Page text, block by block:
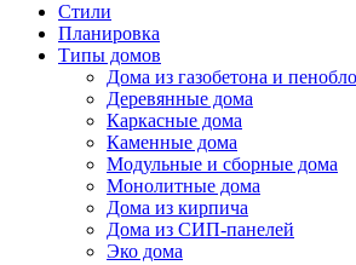
Стили
Планировка
Типы домов
Дома из газобетона и
Деревянные дома
Каркасные дома
Каменные дома
Модульные и сборные дома
Монолитные дома
Дома из кирпича
Дома из СИП-панелей
Эко дома